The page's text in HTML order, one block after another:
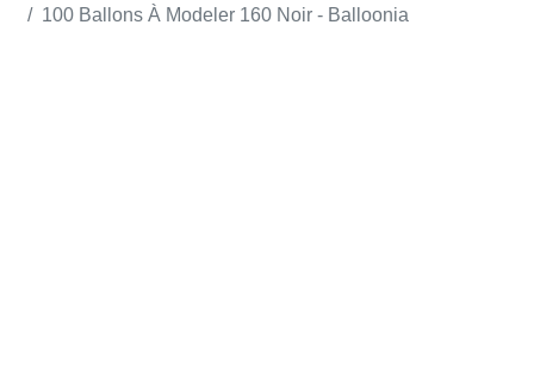
100 Ballons À Modeler 160 Noir - Balloonia